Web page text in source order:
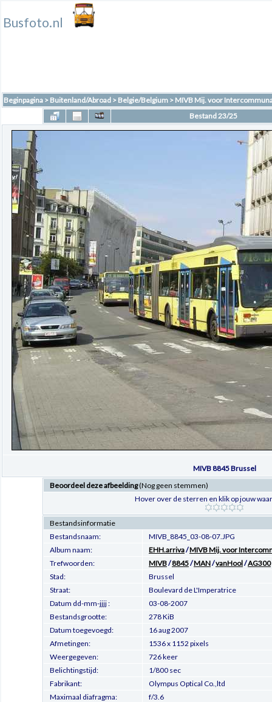
Busfoto.nl
Beginpagina > Buitenland/Abroad > Belgie/Belgium > MIVB Mij. voor
Bestand 23/25
MIVB 8845 Brussel
Beoordeel deze afbeelding(Nog geen stemmen)
Hover over de sterren en klik op jouw
Bestandsinformatie
Bestandsnaam:
MIVB_8845_03-08-07.JPG
Album naam:
EHH.arriva/MIVB Mij. voor
Trefwoorden:
MIVB/8845/MAN/vanHool/AG300
Stad:
Brussel
Straat:
Boulevard de L'Imperatrice
Datum dd-mm-jjjj :
03-08-2007
Bestandsgrootte:
278 KiB
Datum toegevoegd:
16 aug 2007
Afmetingen:
1536 x 1152 pixels
Weergegeven:
726 keer
Belichtingstijd:
1/800 sec
Fabrikant:
Olympus Optical Co.,ltd
Maximaal diafragma:
f/3.6